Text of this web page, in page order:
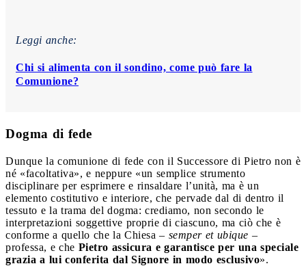
Leggi anche:
Chi si alimenta con il sondino, come può fare la
Comunione?
Dogma di fede
Dunque la comunione di fede con il Successore di Pietro non è
né «facoltativa», e neppure «un semplice strumento
disciplinare per esprimere e rinsaldare l’unità, ma è un
elemento costitutivo e interiore, che pervade dal di dentro il
tessuto e la trama del dogma: crediamo, non secondo le
interpretazioni soggettive proprie di ciascuno, ma ciò che è
conforme a quello che la Chiesa – semper et ubique –
professa, e che Pietro assicura e garantisce per una speciale
grazia a lui conferita dal Signore in modo esclusivo».